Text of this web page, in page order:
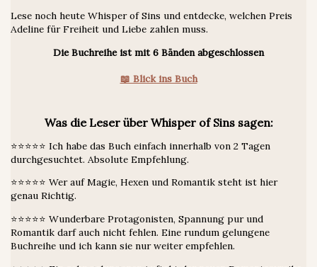
Lese noch heute Whisper of Sins und entdecke, welchen Preis
Adeline für Freiheit und Liebe zahlen muss.
Die Buchreihe ist mit 6 Bänden abgeschlossen
📖 Blick ins Buch
Was die Leser über Whisper of Sins sagen:
⭐⭐⭐⭐⭐ Ich habe das Buch einfach innerhalb von 2 Tagen
durchgesuchtet. Absolute Empfehlung.
⭐⭐⭐⭐⭐ Wer auf Magie, Hexen und Romantik steht ist hier
genau Richtig.
⭐⭐⭐⭐⭐ Wunderbare Protagonisten, Spannung pur und
Romantik darf auch nicht fehlen. Eine rundum gelungene
Buchreihe und ich kann sie nur weiter empfehlen.